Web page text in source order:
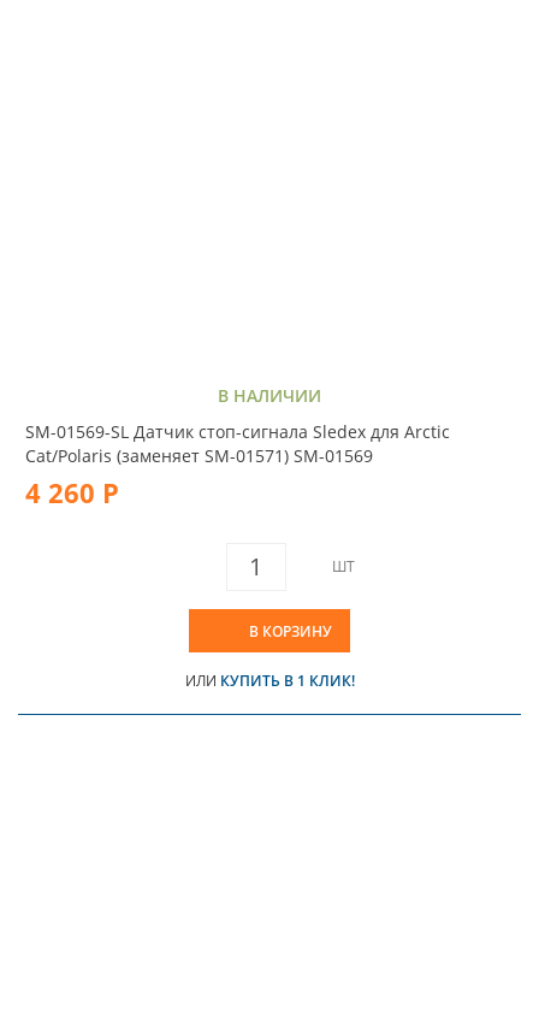
В НАЛИЧИИ
SM-01569-SL Датчик стоп-сигнала Sledex для Arctic
Cat/Polaris (заменяет SM-01571) SM-01569
4 260 Р
ШТ
В КОРЗИНУ
ИЛИ КУПИТЬ В 1 КЛИК!